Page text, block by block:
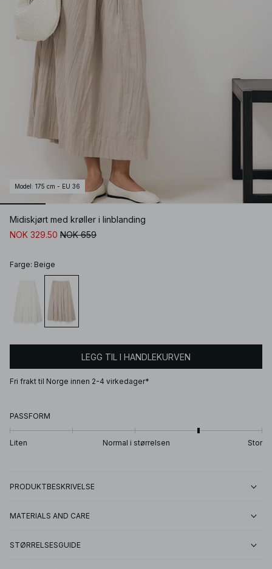
Model : 175 cm - EU 36
Midiskjørt med krøller i linblanding
NOK 329.50 NOK 659
Farge: Beige
LEGG TIL I HANDLEKURVEN
Fri frakt til Norge innen 2-4 virkedager*
PASSFORM
Liten Normal i størrelsen Stor
PRODUKTBESKRIVELSE
MATERIALS AND CARE
STØRRELSESGUIDE